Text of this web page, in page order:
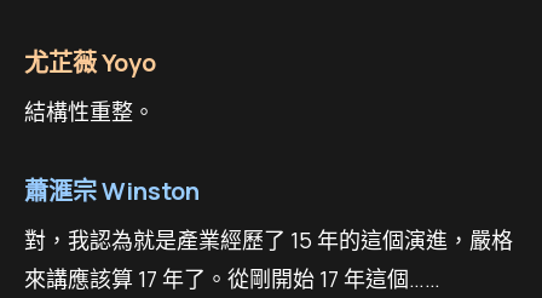
尤芷薇 Yoyo
結構性重整。
蕭滙宗 Winston
對，我認為就是產業經歷了 15 年的這個演進，嚴格
來講應該算 17 年了。從剛開始 17 年這個……